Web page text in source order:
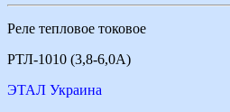
Реле тепловое токовое
РТЛ-1010 (3,8-6,0А)
ЭТАЛ Украина